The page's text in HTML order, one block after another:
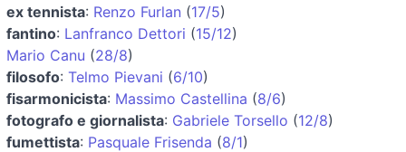
ex tennista: Renzo Furlan (17/5)
fantino: Lanfranco Dettori (15/12)
Mario Canu (28/8)
filosofo: Telmo Pievani (6/10)
fisarmonicista: Massimo Castellina (8/6)
fotografo e giornalista: Gabriele Torsello (12/8)
fumettista: Pasquale Frisenda (8/1)